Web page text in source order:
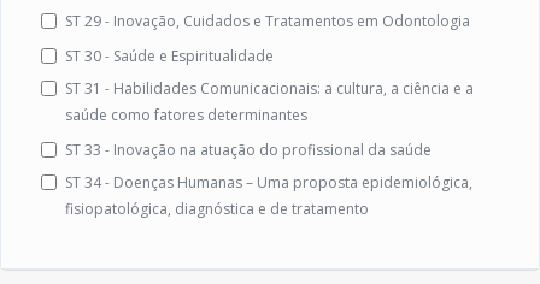
ST 29 - Inovação, Cuidados e Tratamentos em Odontologia
ST 30 - Saúde e Espiritualidade
ST 31 - Habilidades Comunicacionais: a cultura, a ciência e a
saúde como fatores determinantes
ST 33 - Inovação na atuação do profissional da saúde
ST 34 - Doenças Humanas – Uma proposta epidemiológica,
fisiopatológica, diagnóstica e de tratamento